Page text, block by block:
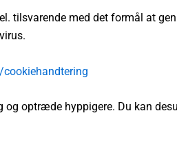
tilsvarende med det formål at
optræde hyppigere. Du kan